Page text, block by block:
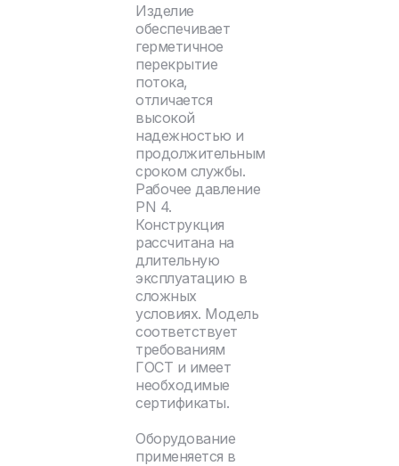
Изделие
обеспечивает
герметичное
перекрытие
потока,
отличается
высокой
надежностью и
продолжительным
сроком службы.
Рабочее давление
PN 4.
Конструкция
рассчитана на
длительную
эксплуатацию в
сложных
условиях. Модель
соответствует
требованиям
ГОСТ и имеет
необходимые
сертификаты.
Оборудование
применяется в